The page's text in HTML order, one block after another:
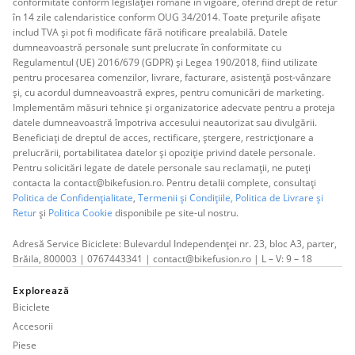
în 14 zile calendaristice conform OUG 34/2014. Toate prețurile afișate
includ TVA și pot fi modificate fără notificare prealabilă. Datele
dumneavoastră personale sunt prelucrate în conformitate cu
Regulamentul (UE) 2016/679 (GDPR) și Legea 190/2018, fiind utilizate
pentru procesarea comenzilor, livrare, facturare, asistență post-vânzare
și, cu acordul dumneavoastră expres, pentru comunicări de marketing.
Implementăm măsuri tehnice și organizatorice adecvate pentru a proteja
datele dumneavoastră împotriva accesului neautorizat sau divulgării.
Beneficiați de dreptul de acces, rectificare, ștergere, restricționare a
prelucrării, portabilitatea datelor și opoziție privind datele personale.
Pentru solicitări legate de datele personale sau reclamații, ne puteți
contacta la contact@bikefusion.ro. Pentru detalii complete, consultați
Politica de Confidențialitate, Termenii și Condițiile, Politica de Livrare și
Returși Politica Cookie disponibile pe site-ul nostru.
Adresă Service Biciclete: Bulevardul Independenței nr. 23, bloc A3, parter,
Brăila, 800003 | 0767443341 | contact@bikefusion.ro | L – V: 9 – 18
Explorează
Biciclete
Accesorii
Piese